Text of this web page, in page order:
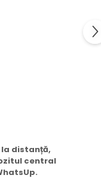
distanță,
central